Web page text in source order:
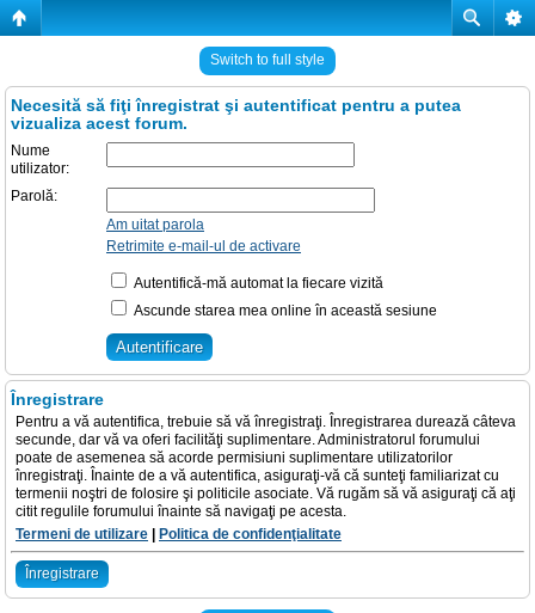
Switch to full style
Necesită să fiţi înregistrat şi autentificat pentru a putea
vizualiza acest forum.
Nume
utilizator:
Parolă:
Am uitat parola
Retrimite e-mail-ul de activare
Autentifică-mă automat la fiecare vizită
Ascunde starea mea online în această sesiune
Înregistrare
Pentru a vă autentifica, trebuie să vă înregistraţi. Înregistrarea durează câteva
secunde, dar vă va oferi facilităţi suplimentare. Administratorul forumului
poate de asemenea să acorde permisiuni suplimentare utilizatorilor
înregistraţi. Înainte de a vă autentifica, asiguraţi-vă că sunteţi familiarizat cu
termenii noştri de folosire şi politicile asociate. Vă rugăm să vă asiguraţi că aţi
citit regulile forumului înainte să navigaţi pe acesta.
Termeni de utilizare
Politica de confidenţialitate
Înregistrare